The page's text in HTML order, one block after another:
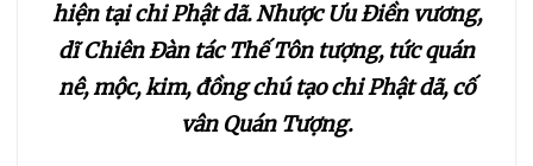
227 228 229
230 231 232
hiện tại chi Phật dã. Nhược Ưu Điền vương,
dĩ Chiên Đàn tác Thế Tôn tượng, tức quán
nê, mộc, kim, đồng chú tạo chi Phật dã, cố
vân Quán Tượng.